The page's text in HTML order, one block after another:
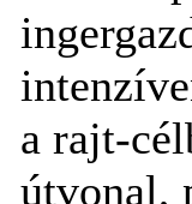
a rajt-
útvonal,